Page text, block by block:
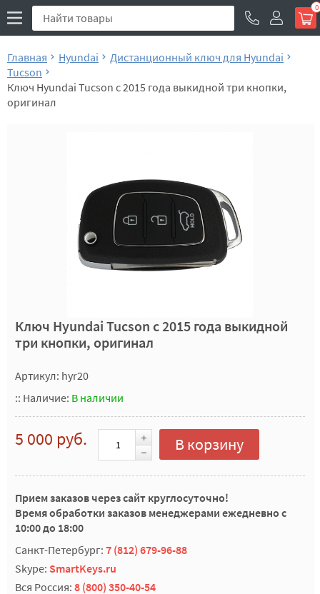
0
Главная Hyundai
Дистанционный ключ для Hyundai
Tucson
Ключ Hyundai Tucson с 2015 года выкидной три кнопки,
оригинал
Ключ Hyundai Tucson с 2015 года выкидной
три кнопки, оригинал
Артикул: hyr20
:: Наличие: В наличии
5 000 руб. В корзину
Прием заказов через сайт круглосуточно!
Время обработки заказов менеджерами ежедневно с
10:00 до 18:00
Санкт-Петербург: 7 (812) 679-96-88
Skype: SmartKeys.ru
Вся Россия: 8 (800) 350-40-54